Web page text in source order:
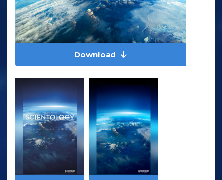
Download